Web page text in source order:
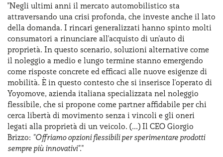
"Negli ultimi anni il mercato automobilistico sta
attraversando una crisi profonda, che investe anche il lato
della domanda. I rincari generalizzati hanno spinto molti
consumatori a rinunciare all'acquisto di un'auto di
proprietà. In questo scenario, soluzioni alternative come
il noleggio a medio e lungo termine stanno emergendo
come risposte concrete ed efficaci alle nuove esigenze di
mobilità. È in questo contesto che si inserisce l'operato di
Yoyomove, azienda italiana specializzata nel noleggio
flessibile, che si propone come partner affidabile per chi
cerca libertà di movimento senza i vincoli e gli oneri
legati alla proprietà di un veicolo. (...) Il CEO Giorgio
Brizzo: "Offriamo opzioni flessibili per sperimentare prodotti
sempre più innovativi"."